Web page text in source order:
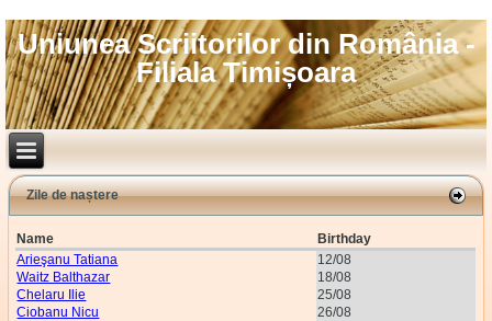
Uniunea Scriitorilor din România -
Filiala Timișoara
Zile de naștere
Name
Birthday
Arieşanu Tatiana
12/08
Waitz Balthazar
18/08
Chelaru Ilie
25/08
Ciobanu Nicu
26/08